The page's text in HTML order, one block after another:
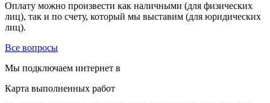
Оплату можно произвести как наличными (для физических
лиц), так и по счету, который мы выставим (для юридических
лиц).
Все вопросы
Мы подключаем интернет в
Карта выполненных работ